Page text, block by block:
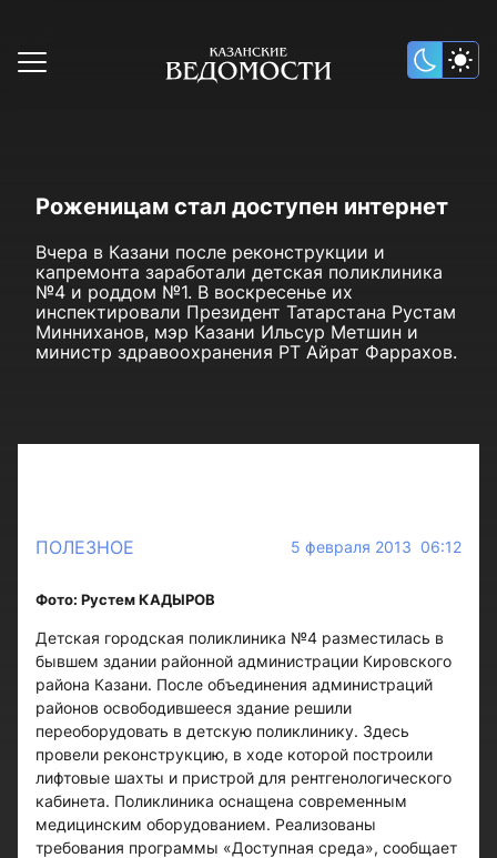
Роженицам стал доступен интернет
Вчера в Казани после реконструкции и
капремонта заработали детская поликлиника
№4 и роддом №1. В воскресенье их
инспектировали Президент Татарстана Рустам
Минниханов, мэр Казани Ильсур Метшин и
министр здравоохранения РТ Айрат Фаррахов.
ПОЛЕЗНОЕ 5 февраля 2013 06:12
Фото: Рустем КАДЫРОВ
Детская городская поликлиника №4 разместилась в
бывшем здании районной администрации Кировского
района Казани. После объединения администраций
районов освободившееся здание решили
переоборудовать в детскую поликлинику. Здесь
провели реконструкцию, в ходе которой построили
лифтовые шахты и пристрой для рентгенологического
кабинета. Поликлиника оснащена современным
медицинским оборудованием. Реализованы
требования программы «Доступная среда», сообщает